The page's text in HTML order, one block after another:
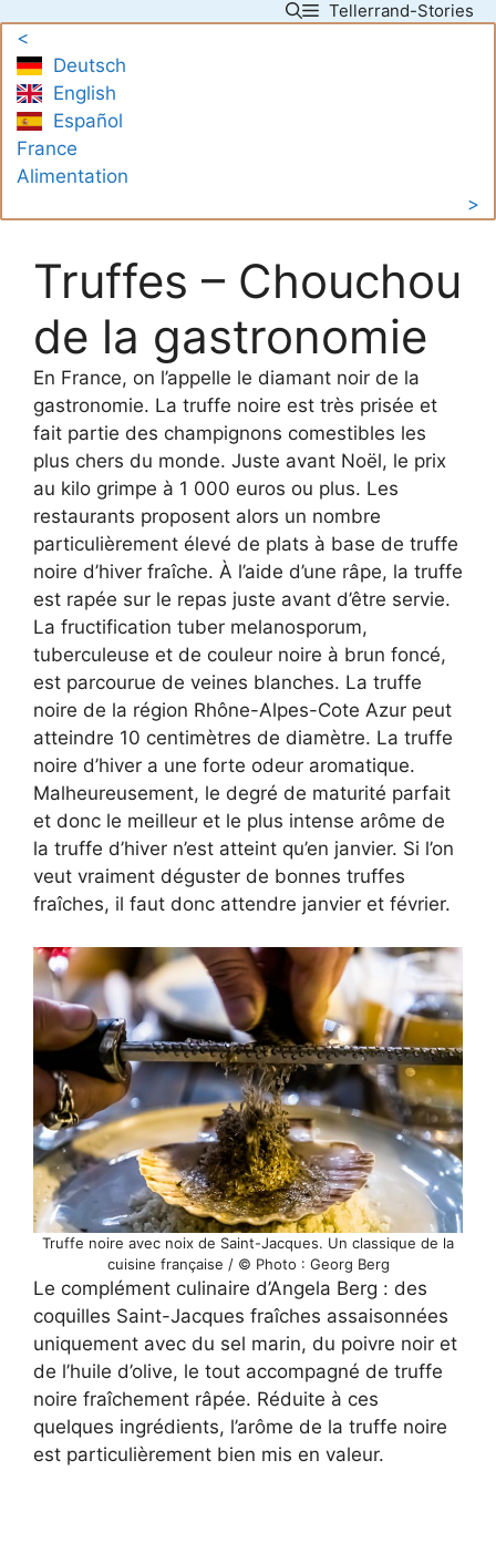
content
Tellerrand-Stories
<
Deutsch
English
Español
France
Alimentation
>
Truffes – Chouchou
de la gastronomie
En France, on l’appelle le diamant noir de la
gastronomie. La truffe noire est très prisée et
fait partie des champignons comestibles les
plus chers du monde. Juste avant Noël, le prix
au kilo grimpe à 1 000 euros ou plus. Les
restaurants proposent alors un nombre
particulièrement élevé de plats à base de truffe
noire d’hiver fraîche. À l’aide d’une râpe, la truffe
est rapée sur le repas juste avant d’être servie.
La fructification tuber melanosporum,
tuberculeuse et de couleur noire à brun foncé,
est parcourue de veines blanches. La truffe
noire de la région Rhône-Alpes-Cote Azur peut
atteindre 10 centimètres de diamètre. La truffe
noire d’hiver a une forte odeur aromatique.
Malheureusement, le degré de maturité parfait
et donc le meilleur et le plus intense arôme de
la truffe d’hiver n’est atteint qu’en janvier. Si l’on
veut vraiment déguster de bonnes truffes
fraîches, il faut donc attendre janvier et février.
Truffe noire avec noix de Saint-Jacques. Un classique de la
cuisine française / © Photo : Georg Berg
Le complément culinaire d’Angela Berg : des
coquilles Saint-Jacques fraîches assaisonnées
uniquement avec du sel marin, du poivre noir et
de l’huile d’olive, le tout accompagné de truffe
noire fraîchement râpée. Réduite à ces
quelques ingrédients, l’arôme de la truffe noire
est particulièrement bien mis en valeur.